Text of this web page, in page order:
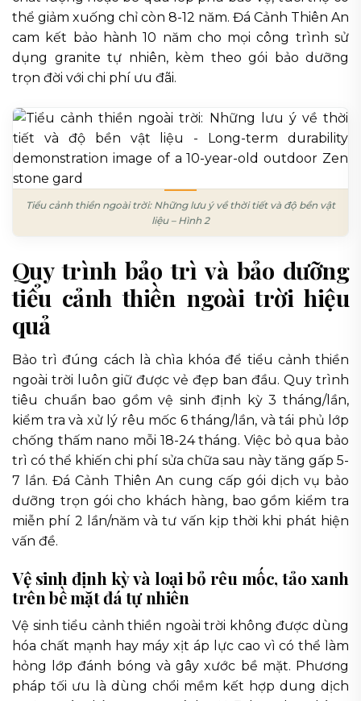
thể giảm xuống chỉ còn 8-12 năm. Đá Cảnh Thiên An
cam kết bảo hành 10 năm cho mọi công trình sử
dụng granite tự nhiên, kèm theo gói bảo dưỡng
trọn đời với chi phí ưu đãi.
Tiểu cảnh thiền ngoài trời: Những lưu ý về thời tiết và độ bền vật
liệu – Hình 2
Quy trình bảo trì và bảo dưỡng
tiểu cảnh thiền ngoài trời hiệu
quả
Bảo trì đúng cách là chìa khóa để tiểu cảnh thiền
ngoài trời luôn giữ được vẻ đẹp ban đầu. Quy trình
tiêu chuẩn bao gồm vệ sinh định kỳ 3 tháng/lần,
kiểm tra và xử lý rêu mốc 6 tháng/lần, và tái phủ lớp
chống thấm nano mỗi 18-24 tháng. Việc bỏ qua bảo
trì có thể khiến chi phí sửa chữa sau này tăng gấp 5-
7 lần. Đá Cảnh Thiên An cung cấp gói dịch vụ bảo
dưỡng trọn gói cho khách hàng, bao gồm kiểm tra
miễn phí 2 lần/năm và tư vấn kịp thời khi phát hiện
vấn đề.
Vệ sinh định kỳ và loại bỏ rêu mốc, tảo xanh
trên bề mặt đá tự nhiên
Vệ sinh tiểu cảnh thiền ngoài trời không được dùng
hóa chất mạnh hay máy xịt áp lực cao vì có thể làm
hỏng lớp đánh bóng và gây xước bề mặt. Phương
pháp tối ưu là dùng chổi mềm kết hợp dung dịch